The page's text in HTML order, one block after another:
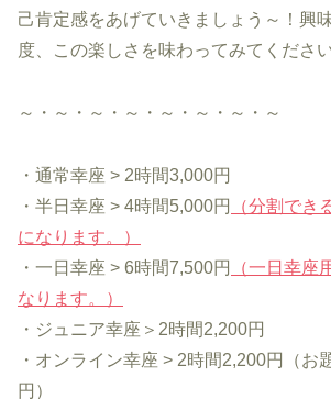
己肯定感をあげていきましょう～！興
度、この楽しさを味わってみてください
～・～・～・～・～・～・～・～
・通常幸座 > 2時間3,000円
・半日幸座 > 4時間5,000円
（分割でき
になります。）
・一日幸座 > 6時間7,500円
（一日幸座
なります。）
・ジュニア幸座＞2時間2,200円
・オンライン幸座 > 2時間2,200円（お
円）